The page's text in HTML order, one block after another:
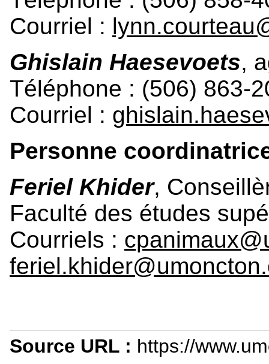
Courriel :
Ghislain Haesevoets,
Téléphone : (506) 863-
Courriel :
Personne
Feriel Khider,
Faculté des études
Courriels :
Source URL : https://